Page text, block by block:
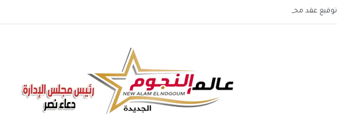
توقيع عقد محمد صلاح مع طرابزون سبور يشعل الأجواء.. بداية مرحلة جديدة للنجم المصري في الدوري التركي